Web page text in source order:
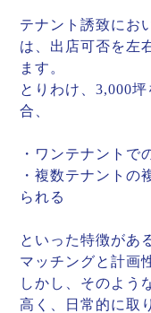
テナント誘致にお
は、出店可否を左
ます。
とりわけ、3,000
合、
・ワンテナントで
・複数テナントの
られる
といった特徴があ
マッチングと計画
しかし、そのよう
高く、日常的に取